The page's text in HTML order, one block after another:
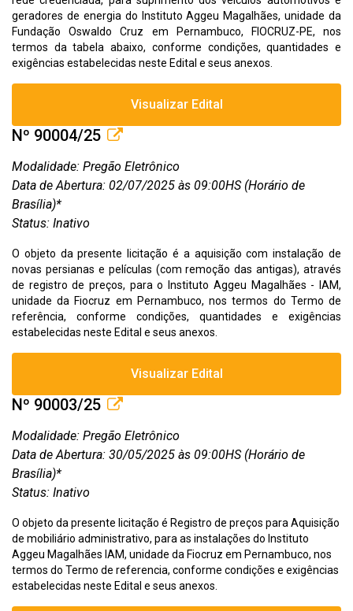
geradores de energia do Instituto Aggeu Magalhães, unidade da
Fundação Oswaldo Cruz em Pernambuco, FIOCRUZ-PE, nos
termos da tabela abaixo, conforme condições, quantidades e
exigências estabelecidas neste Edital e seus anexos.
Visualizar Edital
Nº 90004/25
Modalidade: Pregão Eletrônico
Data de Abertura: 02/07/2025 às 09:00HS (Horário de
Brasília)*
Status: Inativo
O objeto da presente licitação é a aquisição com instalação de
novas persianas e películas (com remoção das antigas), através
de registro de preços, para o Instituto Aggeu Magalhães - IAM,
unidade da Fiocruz em Pernambuco, nos termos do Termo de
referência, conforme condições, quantidades e exigências
estabelecidas neste Edital e seus anexos.
Visualizar Edital
Nº 90003/25
Modalidade: Pregão Eletrônico
Data de Abertura: 30/05/2025 às 09:00HS (Horário de
Brasília)*
Status: Inativo
O objeto da presente licitação é Registro de preços para Aquisição
de mobiliário administrativo, para as instalações do Instituto
Aggeu Magalhães IAM, unidade da Fiocruz em Pernambuco, nos
termos do Termo de referencia, conforme condições e exigências
estabelecidas neste Edital e seus anexos.